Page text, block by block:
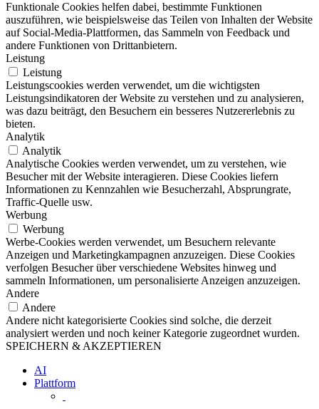
Funktionale Cookies helfen dabei, bestimmte Funktionen
auszuführen, wie beispielsweise das Teilen von Inhalten der Website
auf Social-Media-Plattformen, das Sammeln von Feedback und
andere Funktionen von Drittanbietern.
Leistung
Leistung
Leistungscookies werden verwendet, um die wichtigsten
Leistungsindikatoren der Website zu verstehen und zu analysieren,
was dazu beiträgt, den Besuchern ein besseres Nutzererlebnis zu
bieten.
Analytik
Analytik
Analytische Cookies werden verwendet, um zu verstehen, wie
Besucher mit der Website interagieren. Diese Cookies liefern
Informationen zu Kennzahlen wie Besucherzahl, Absprungrate,
Traffic-Quelle usw.
Werbung
Werbung
Werbe-Cookies werden verwendet, um Besuchern relevante
Anzeigen und Marketingkampagnen anzuzeigen. Diese Cookies
verfolgen Besucher über verschiedene Websites hinweg und
sammeln Informationen, um personalisierte Anzeigen anzuzeigen.
Andere
Andere
Andere nicht kategorisierte Cookies sind solche, die derzeit
analysiert werden und noch keiner Kategorie zugeordnet wurden.
SPEICHERN & AKZEPTIEREN
AI
Plattform